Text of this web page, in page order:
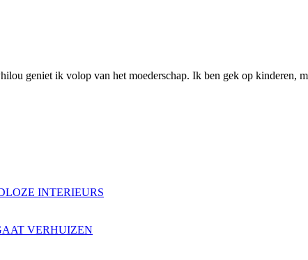
geniet ik volop van het moederschap. Ik ben gek op
INTERIEURS
VERHUIZEN